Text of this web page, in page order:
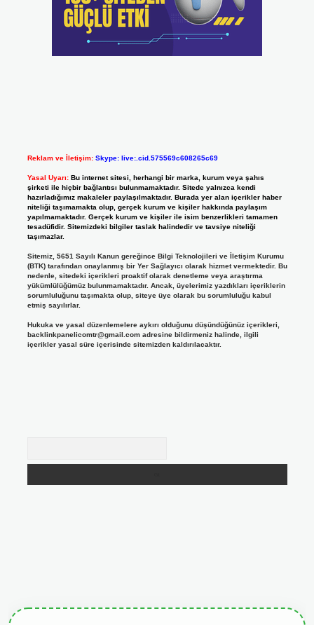
Reklam ve İletişim: Skype: live:.cid.575569c608265c69
Yasal Uyarı: Bu internet sitesi, herhangi bir marka, kurum veya şahıs
şirketi ile hiçbir bağlantısı bulunmamaktadır. Sitede yalnızca kendi
hazırladığımız makaleler paylaşılmaktadır. Burada yer alan içerikler haber
niteliği taşımamakta olup, gerçek kurum ve kişiler hakkında paylaşım
yapılmamaktadır. Gerçek kurum ve kişiler ile isim benzerlikleri tamamen
tesadüfidir. Sitemizdeki bilgiler taslak halindedir ve tavsiye niteliği
taşımazlar.
Sitemiz, 5651 Sayılı Kanun gereğince Bilgi Teknolojileri ve İletişim Kurumu
(BTK) tarafından onaylanmış bir Yer Sağlayıcı olarak hizmet vermektedir. Bu
nedenle, sitedeki içerikleri proaktif olarak denetleme veya araştırma
yükümlülüğümüz bulunmamaktadır. Ancak, üyelerimiz yazdıkları içeriklerin
sorumluluğunu taşımakta olup, siteye üye olarak bu sorumluluğu kabul
etmiş sayılırlar.
Hukuka ve yasal düzenlemelere aykırı olduğunu düşündüğünüz içerikleri,
backlinkpanelicomtr@gmail.comadresine bildirmeniz halinde, ilgili
içerikler yasal süre içerisinde sitemizden kaldırılacaktır.